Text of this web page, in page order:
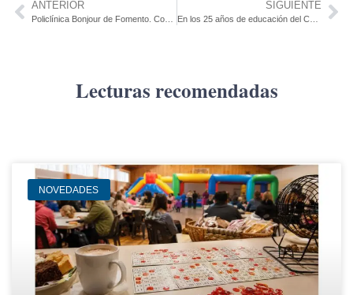
ANTERIOR SIGUIENTE
En los 25 años de educación del CeRP del Suroeste actividades y festejos. Matrícula de 800 alumnos y más de 50 títulos al año.
Lecturas recomendadas
NOVEDADES